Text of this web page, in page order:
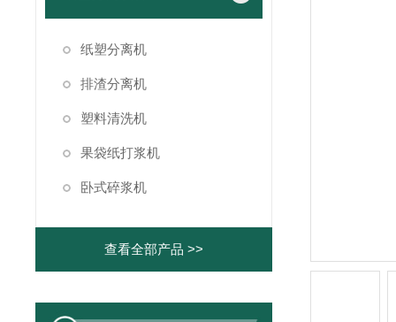
纸塑分离机
排渣分离机
塑料清洗机
果袋纸打浆机
卧式碎浆机
查看全部产品 >>